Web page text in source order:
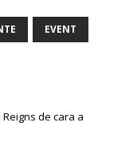
EVENT
de cara a